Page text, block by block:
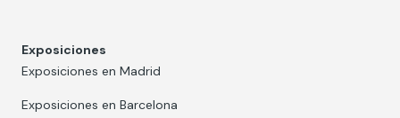
Exposiciones
Exposiciones en Madrid
Exposiciones en Barcelona